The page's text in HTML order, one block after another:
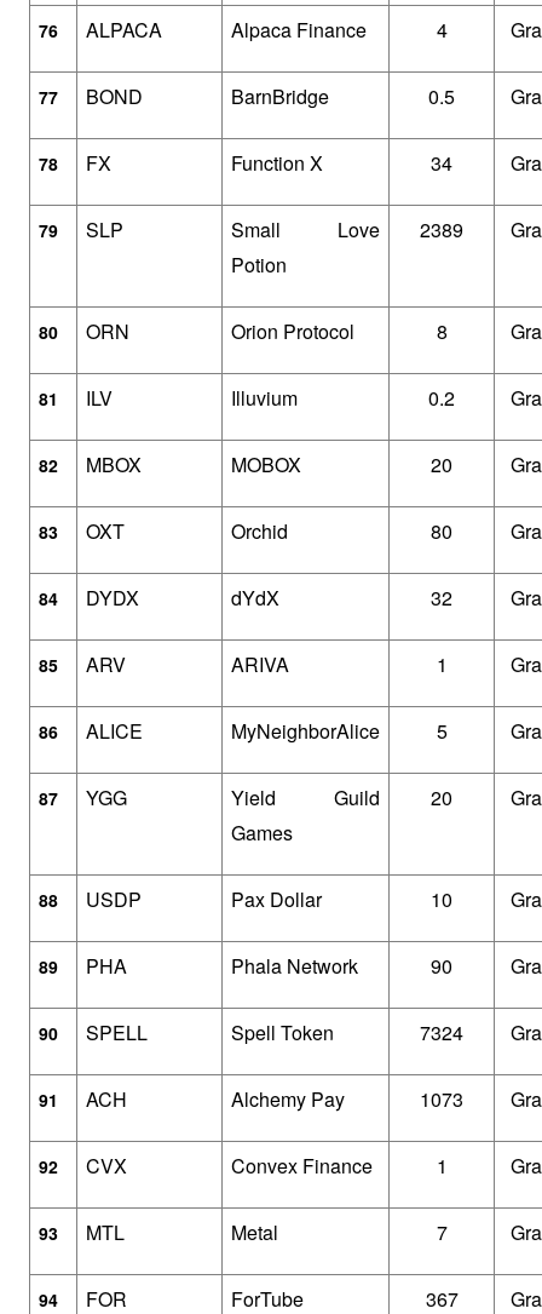
76 ALPACA Alpaca Finance 4
77 BOND BarnBridge 0.5
78 FX Function X 34
79 SLP
Small Love
Potion
2389
80 ORN Orion Protocol 8
81 ILV Illuvium 0.2
82 MBOX MOBOX 20
83 OXT Orchid 80
84 DYDX dYdX 32
85 ARV ARIVA 1
86 ALICE MyNeighborAlice 5
87 YGG
Yield Guild
Games
20
88 USDP Pax Dollar 10
89 PHA Phala Network 90
90 SPELL Spell Token 7324
91 ACH Alchemy Pay 1073
92 CVX Convex Finance 1
93 MTL Metal 7
94 FOR ForTube 367